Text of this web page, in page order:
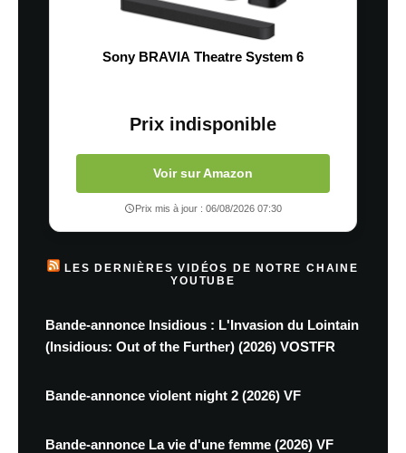
Sony BRAVIA Theatre System 6
Prix indisponible
Voir sur Amazon
Prix mis à jour : 06/08/2026 07:30
LES DERNIÈRES VIDÉOS DE NOTRE CHAINE
YOUTUBE
Bande-annonce Insidious : L'Invasion du Lointain
(Insidious: Out of the Further) (2026) VOSTFR
Bande-annonce violent night 2 (2026) VF
Bande-annonce La vie d'une femme (2026) VF